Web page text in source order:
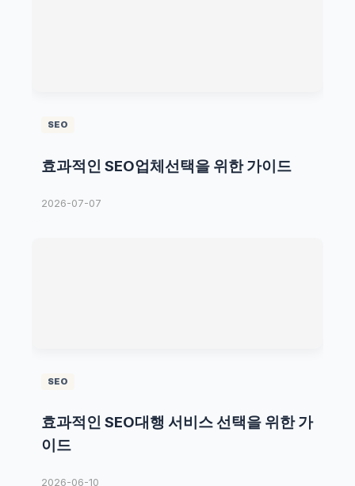
SEO
효과적인 SEO업체선택을 위한 가이드
2026-07-07
SEO
효과적인 SEO대행 서비스 선택을 위한 가
이드
2026-06-10